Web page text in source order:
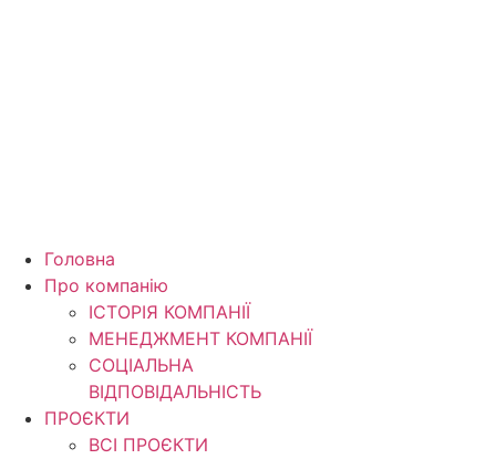
Головна
Про компанію
ІСТОРІЯ КОМПАНІЇ
МЕНЕДЖМЕНТ КОМПАНІЇ
CОЦІАЛЬНА
ВІДПОВІДАЛЬНІСТЬ
ПРОЄКТИ
ВСІ ПРОЄКТИ